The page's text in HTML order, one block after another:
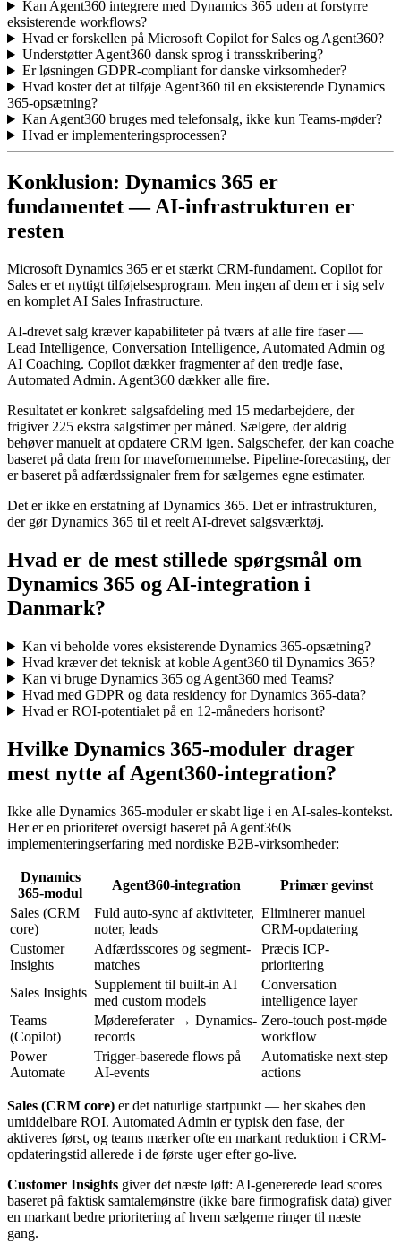
Kan Agent360 integrere med Dynamics 365 uden at forstyrre
eksisterende workflows?
Hvad er forskellen på Microsoft Copilot for Sales og Agent360?
Understøtter Agent360 dansk sprog i transskribering?
Er løsningen GDPR-compliant for danske virksomheder?
Hvad koster det at tilføje Agent360 til en eksisterende Dynamics
365-opsætning?
Kan Agent360 bruges med telefonsalg, ikke kun Teams-møder?
Hvad er implementeringsprocessen?
Konklusion: Dynamics 365 er
fundamentet — AI-infrastrukturen er
resten
Microsoft Dynamics 365 er et stærkt CRM-fundament. Copilot for
Sales er et nyttigt tilføjelsesprogram. Men ingen af dem er i sig selv
en komplet AI Sales Infrastructure.
AI-drevet salg kræver kapabiliteter på tværs af alle fire faser —
Lead Intelligence, Conversation Intelligence, Automated Admin og
AI Coaching. Copilot dækker fragmenter af den tredje fase,
Automated Admin. Agent360 dækker alle fire.
Resultatet er konkret: salgsafdeling med 15 medarbejdere, der
frigiver 225 ekstra salgstimer per måned. Sælgere, der aldrig
behøver manuelt at opdatere CRM igen. Salgschefer, der kan coache
baseret på data frem for mavefornemmelse. Pipeline-forecasting, der
er baseret på adfærdssignaler frem for sælgernes egne estimater.
Det er ikke en erstatning af Dynamics 365. Det er infrastrukturen,
der gør Dynamics 365 til et reelt AI-drevet salgsværktøj.
Hvad er de mest stillede spørgsmål om
Dynamics 365 og AI-integration i
Danmark?
Kan vi beholde vores eksisterende Dynamics 365-opsætning?
Hvad kræver det teknisk at koble Agent360 til Dynamics 365?
Kan vi bruge Dynamics 365 og Agent360 med Teams?
Hvad med GDPR og data residency for Dynamics 365-data?
Hvad er ROI-potentialet på en 12-måneders horisont?
Hvilke Dynamics 365-moduler drager
mest nytte af Agent360-integration?
Ikke alle Dynamics 365-moduler er skabt lige i en AI-sales-kontekst.
Her er en prioriteret oversigt baseret på Agent360s
implementeringserfaring med nordiske B2B-virksomheder:
Dynamics
365-modul
Agent360-integration
Primær gevinst
Sales (CRM
core)
Fuld auto-sync af aktiviteter,
noter, leads
Eliminerer manuel
CRM-opdatering
Customer
Insights
Adfærdsscores og segment-
matches
Præcis ICP-
prioritering
Sales Insights
Supplement til built-in AI
med custom models
Conversation
intelligence layer
Teams
(Copilot)
Mødereferater → Dynamics-
records
Zero-touch post-møde
workflow
Power
Automate
Trigger-baserede flows på
AI-events
Automatiske next-step
actions
Sales (CRM core) er det naturlige startpunkt — her skabes den
umiddelbare ROI. Automated Admin er typisk den fase, der
aktiveres først, og teams mærker ofte en markant reduktion i CRM-
opdateringstid allerede i de første uger efter go-live.
Customer Insights giver det næste løft: AI-genererede lead scores
baseret på faktisk samtalemønstre (ikke bare firmografisk data) giver
en markant bedre prioritering af hvem sælgerne ringer til næste
gang.